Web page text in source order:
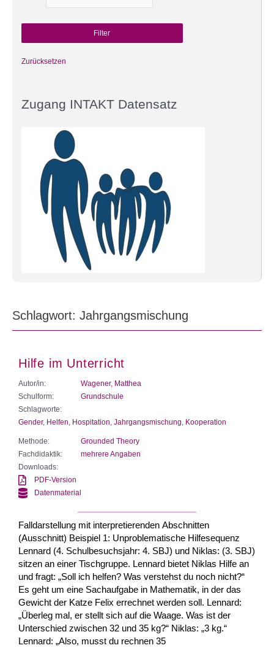
Zurücksetzen
Zugang INTAKT Datensatz
Schlagwort: Jahrgangsmischung
Hilfe im Unterricht
Autor/in:
Wagener, Matthea
Schulform:
Grundschule
Schlagworte:
Gender, Helfen Hospitation Jahrgangsmischung Kooperation
Methode:
Grounded Theory
Fachdidaktik:
mehrere Angaben
Downloads:
PDF-Version
Datenmaterial
Falldarstellung mit interpretierenden Abschnitten
(Ausschnitt) Beispiel 1: Unproblematische Hilfesequenz
Lennard (4. Schulbesuchsjahr: 4. SBJ) und Niklas: (3. SBJ)
sitzen an einer Tisch­gruppe. Lennard bietet Niklas Hilfe an
und fragt: „Soll ich helfen? Was verstehst du noch nicht?“
Es geht um eine Sachaufgabe in Mathematik, in der das
Gewicht der Katze Felix er­rechnet werden soll. Lennard:
„Überleg mal, er stellt sich auf die Waage. Was ist der
Unterschied zwi­schen 32 und 35 kg?“ Niklas: „3 kg.“
Lennard: „Also, musst du rechnen 35